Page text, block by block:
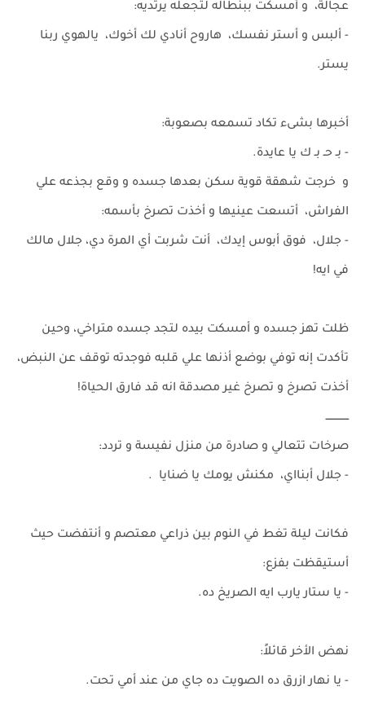
عجالة، و أمسكت ببنطاله لتجعله يرتديه:
- ألبس و أستر نفسك، هاروح أنادي لك أخوك، يالهوي ربنا
يستر.
أخبرها بشىء تكاد تسمعه بصعوبة:
- بـ حـ بـ ك يا عايدة.
و خرجت شهقة قوية سكن بعدها جسده و وقع بجذعه علي
الفراش، أتسعت عينيها و أخذت تصرخ بأسمه:
- جلال، فوق أبوس إيدك، أنت شربت أي المرة دي، جلال مالك
في ايه!
ظلت تهز جسده و أمسكت بيده لتجد جسده متراخي، وحين
تأكدت إنه توفي بوضع أذنها علي قلبه فوجدته توقف عن النبض،
أخذت تصرخ و تصرخ غير مصدقة انه قد فارق الحياة!
ــــــــــــــ
صرخات تتعالي و صادرة من منزل نفيسة و تردد:
- جلال أبنااي، مكنش يومك يا ضنايا .
فكانت ليلة تغط في النوم بين ذراعي معتصم و أنتفضت حيث
أستيقظت بفزع:
- يا ستار يارب ايه الصريخ ده.
نهض الأخر قائلاً:
- يا نهار ازرق ده الصويت ده جاي من عند أمي تحت.